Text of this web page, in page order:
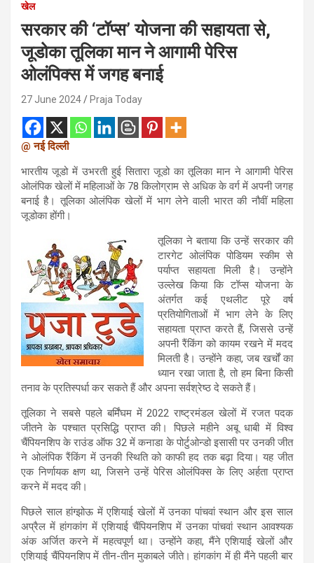
खेल
सरकार की ‘टॉप्‍स’ योजना की सहायता से,
जूडोका तूलिका मान ने आगामी पेरिस
ओलंपिक्स में जगह बनाई
27 June 2024 Praja Today
@ नई दिल्ली
भारतीय जूडो में उभरती हुई सितारा जूडो का तूलिका मान ने आगामी पेरिस
ओलंपिक खेलों में महिलाओं के 78 किलोग्राम से अधिक के वर्ग में अपनी जगह
बनाई है। तूलिका ओलंपिक खेलों में भाग लेने वाली भारत की नौवीं महिला
जूडोका होंगी।
तूलिका ने बताया कि उन्हें सरकार की
टारगेट ओलंपिक पोडियम स्‍कीम से
पर्याप्त सहायता मिली है। उन्होंने
उल्लेख किया कि टॉप्स योजना के
अंतर्गत कई एथलीट पूरे वर्ष
प्रतियोगिताओं में भाग लेने के लिए
सहायता प्राप्त करते हैं, जिससे उन्हें
अपनी रैंकिंग को कायम रखने में मदद
मिलती है। उन्होंने कहा, जब खर्चों का
ध्यान रखा जाता है, तो हम बिना किसी
तनाव के प्रतिस्पर्धा कर सकते हैं और अपना सर्वश्रेष्ठ दे सकते हैं।
तूलिका ने सबसे पहले बर्मिंघम में 2022 राष्ट्रमंडल खेलों में रजत पदक
जीतने के पश्चात प्रसिद्धि प्राप्त की। पिछले महीने अबू धाबी में विश्व
चैंपियनशिप के राउंड ऑफ 32 में कनाडा के पोर्टुओन्डो इसासी पर उनकी जीत
ने ओलंपिक रैंकिंग में उनकी स्थिति को काफी हद तक बढ़ा दिया। यह जीत
एक निर्णायक क्षण था, जिसने उन्हें पेरिस ओलंपिक्स के लिए अर्हता प्राप्त
करने में मदद की।
पिछले साल हांग्‍झोऊ में एशियाई खेलों में उनका पांचवां स्थान और इस साल
अप्रैल में हांगकांग में एशियाई चैंपियनशिप में उनका पांचवां स्थान आवश्यक
अंक अर्जित करने में महत्वपूर्ण था। उन्होंने कहा, मैंने एशियाई खेलों और
एशियाई चैंपियनशिप में तीन-तीन मुकाबले जीते। हांगकांग में ही मैंने पहली बार